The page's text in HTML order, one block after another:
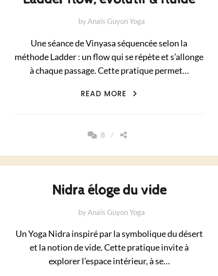
byAnaïs Guyon Yoga
Une séance de Vinyasa séquencée selon la
méthode Ladder : un flow qui se répète et s’allonge
à chaque passage. Cette pratique permet…
READ MORE
LADDER
8
Nidra éloge du vide
byAnaïs Guyon Yoga
Un Yoga Nidra inspiré par la symbolique du désert
et la notion de vide. Cette pratique invite à
explorer l’espace intérieur, à se…